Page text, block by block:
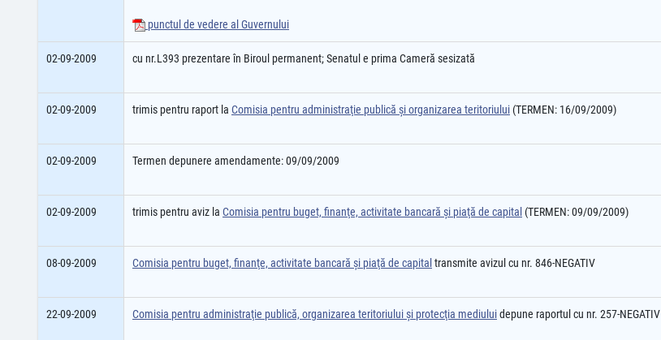
punctul de vedere al Guvernului
02-09-2009 cu nr.L393 prezentare în Biroul permanent; Senatul e prima Cameră sesizată
02-09-2009 trimis pentru raport la Comisia pentru administraţie publică şi organizarea teritoriului (TERMEN: 16/09/2009)
02-09-2009 Termen depunere amendamente: 09/09/2009
02-09-2009 trimis pentru aviz la Comisia pentru buget, finanţe, activitate bancară şi piaţă de capital (TERMEN: 09/09/2009)
08-09-2009 Comisia pentru buget, finanţe, activitate bancară şi piaţă de capital transmite avizul cu nr. 846-NEGATIV
22-09-2009 Comisia pentru administraţie publică, organizarea teritoriului şi protecţia mediuluidepune raportul cu nr. 257-NEGATIV